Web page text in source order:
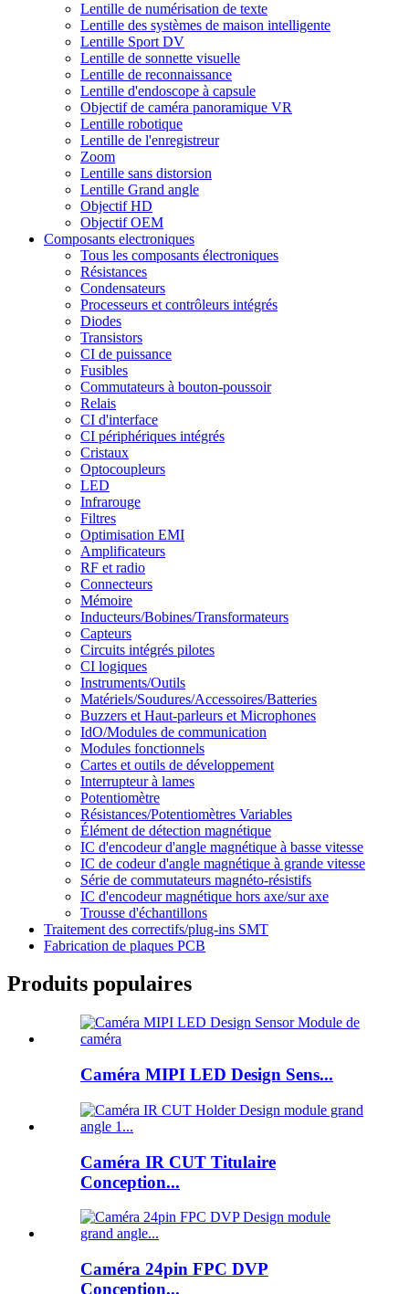
Lentille de numérisation de texte
Lentille des systèmes de maison intelligente
Lentille Sport DV
Lentille de sonnette visuelle
Lentille de reconnaissance
Lentille d'endoscope à capsule
Objectif de caméra panoramique VR
Lentille robotique
Lentille de l'enregistreur
Zoom
Lentille sans distorsion
Lentille Grand angle
Objectif HD
Objectif OEM
Composants electroniques
Tous les composants électroniques
Résistances
Condensateurs
Processeurs et contrôleurs intégrés
Diodes
Transistors
CI de puissance
Fusibles
Commutateurs à bouton-poussoir
Relais
CI d'interface
CI périphériques intégrés
Cristaux
Optocoupleurs
LED
Infrarouge
Filtres
Optimisation EMI
Amplificateurs
RF et radio
Connecteurs
Mémoire
Inducteurs/Bobines/Transformateurs
Capteurs
Circuits intégrés pilotes
CI logiques
Instruments/Outils
Matériels/Soudures/Accessoires/Batteries
Buzzers et Haut-parleurs et Microphones
IdO/Modules de communication
Modules fonctionnels
Cartes et outils de développement
Interrupteur à lames
Potentiomètre
Résistances/Potentiomètres Variables
Élément de détection magnétique
IC d'encodeur d'angle magnétique à basse vitesse
IC de codeur d'angle magnétique à grande vitesse
Série de commutateurs magnéto-résistifs
IC d'encodeur magnétique hors axe/sur axe
Trousse d'échantillons
Traitement des correctifs/plug-ins SMT
Fabrication de plaques PCB
Produits populaires
Caméra MIPI LED Design Sens...
Caméra IR CUT Titulaire
Conception...
Caméra 24pin FPC DVP
Conception...